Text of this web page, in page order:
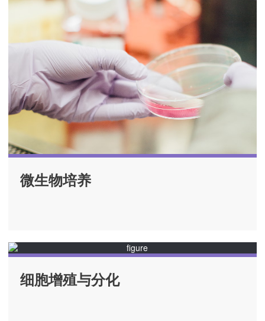
微生物培养
细胞增殖与分化